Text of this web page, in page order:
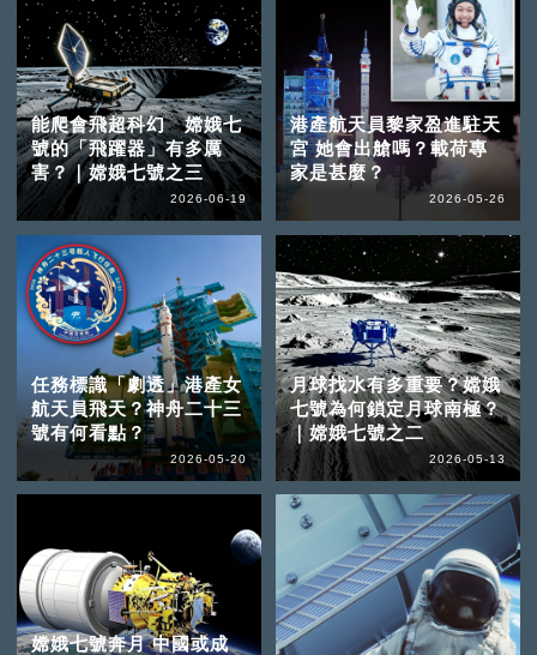
能爬會飛超科幻 嫦娥七
號的「飛躍器」有多厲
害？｜嫦娥七號之三
2026-06-19
港產航天員黎家盈進駐天
宮 她會出艙嗎？載荷專
家是甚麼？
2026-05-26
任務標識「劇透」港產女
航天員飛天？神舟二十三
號有何看點？
2026-05-20
月球找水有多重要？嫦娥
七號為何鎖定月球南極？
｜嫦娥七號之二
2026-05-13
嫦娥七號奔月 中國或成